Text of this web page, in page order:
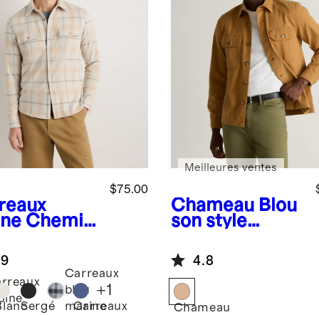
Chemis
$75.00
Sergé
Carreaux
bleu
marine
Carreaux
+1
Chameau Blou
son style
extensible
doublement
brossé
Meilleures ventes
4.8
Chameau